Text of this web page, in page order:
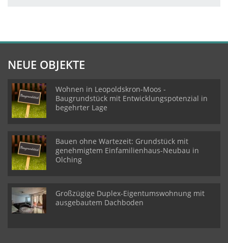
NEUE OBJEKTE
Wohnen in Leopoldskron-Moos -
Baugrundstück mit Entwicklungspotenzial in
begehrter Lage
Bauen ohne Wartezeit: Grundstück mit
genehmigtem Einfamilienhaus-Neubau in
Olching
Großzügige Duplex-Eigentumswohnung mit
ausgebautem Dachboden